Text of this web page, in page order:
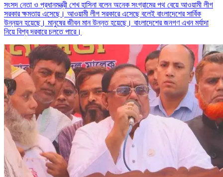
সংসদ নেতা ও প্রধানমন্ত্রী শেখ হাসিনা বলেন অনেক সংগ্রামের পথ বেয়ে আওয়ামী লীগ
সরকার ক্ষমতায় এসেছে। আওয়ামী লীগ সরকারে এসেছে বলেই বাংলাদেশের সার্বিক
উন্নয়ন হয়েছে। মানুষের জীবন মান উন্নত হয়েছে। বাংলাদেশের জনগণ এখন মর্যাদা
নিয়ে বিশ্ব দরবারে চলতে পারে।